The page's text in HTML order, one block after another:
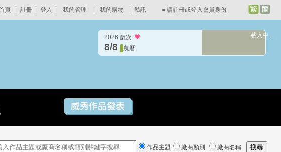
頁 註冊 登入 我的管理 我的購物 私訊 ● 請註冊或登入會員身份
2026 歲次
8/8 農曆
載入中...
作品主題 廠商類別 廠商名稱